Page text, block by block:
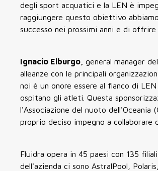
degli sport acquatici e la LEN è
raggiungere questo obiettivo
successo nei prossimi anni e di
Ignacio Elburgo, general manager
alleanze con le principali
noi è un onore essere al fianco di
ospitano gli atleti. Questa
l'Associazione del nuoto dell'Oceania
proprio deciso impegno a collaborare
Fluidra opera in 45 paesi con 135
dell'azienda ci sono AstralPool,